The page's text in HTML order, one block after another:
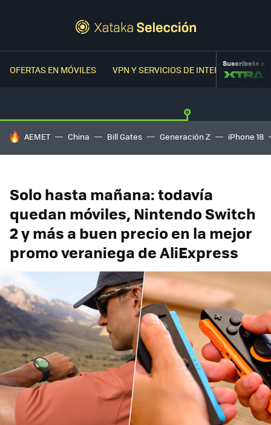
OFERTAS EN MÓVILES VPN Y SERVICIOS DE INTERNETSuscríbete a
HOY SE HABLA DE
AEMET China Bill Gates Generación Z iPhone 18
Solo hasta mañana: todavía
quedan móviles, Nintendo Switch
2 y más a buen precio en la mejor
promo veraniega de AliExpress